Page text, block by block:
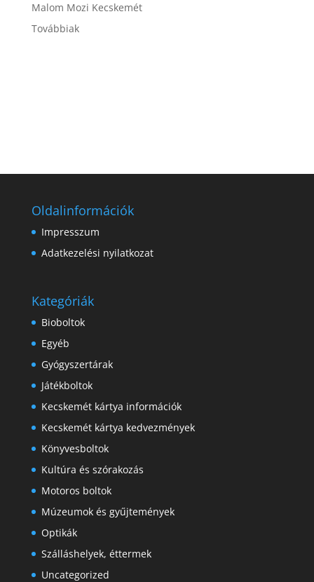
Malom Mozi Kecskemét
Továbbiak
Oldalinformációk
Impresszum
Adatkezelési nyilatkozat
Kategóriák
Bioboltok
Egyéb
Gyógyszertárak
Játékboltok
Kecskemét kártya információk
Kecskemét kártya kedvezmények
Könyvesboltok
Kultúra és szórakozás
Motoros boltok
Múzeumok és gyűjtemények
Optikák
Szálláshelyek, éttermek
Uncategorized